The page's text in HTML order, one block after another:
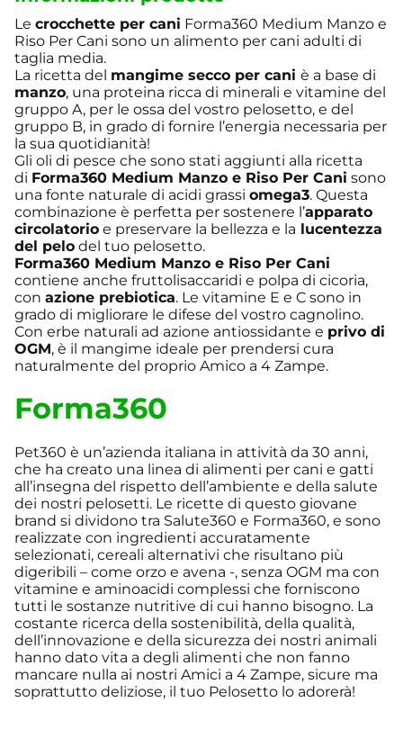
Le crocchette per cani Forma360 Medium Manzo e
Riso Per Cani sono un alimento per cani adulti di
taglia media.
La ricetta del mangime secco per cani è a base di
manzo, una proteina ricca di minerali e vitamine del
gruppo A, per le ossa del vostro pelosetto, e del
gruppo B, in grado di fornire l’energia necessaria per
la sua quotidianità!
Gli oli di pesce che sono stati aggiunti alla ricetta
di Forma360 Medium Manzo e Riso Per Cani sono
una fonte naturale di acidi grassi omega3. Questa
combinazione è perfetta per sostenere l’apparato
circolatorio e preservare la bellezza e la lucentezza
del pelo del tuo pelosetto.
Forma360 Medium Manzo e Riso Per Cani
contiene anche fruttolisaccaridi e polpa di cicoria,
con azione prebiotica. Le vitamine E e C sono in
grado di migliorare le difese del vostro cagnolino.
Con erbe naturali ad azione antiossidante e privo di
OGM, è il mangime ideale per prendersi cura
naturalmente del proprio Amico a 4 Zampe.
Forma360
Pet360 è un’azienda italiana in attività da 30 anni,
che ha creato una linea di alimenti per cani e gatti
all’insegna del rispetto dell’ambiente e della salute
dei nostri pelosetti. Le ricette di questo giovane
brand si dividono tra Salute360 e Forma360, e sono
realizzate con ingredienti accuratamente
selezionati, cereali alternativi che risultano più
digeribili – come orzo e avena -, senza OGM ma con
vitamine e aminoacidi complessi che forniscono
tutti le sostanze nutritive di cui hanno bisogno. La
costante ricerca della sostenibilità, della qualità,
dell’innovazione e della sicurezza dei nostri animali
hanno dato vita a degli alimenti che non fanno
mancare nulla ai nostri Amici a 4 Zampe, sicure ma
soprattutto deliziose, il tuo Pelosetto lo adorerà!